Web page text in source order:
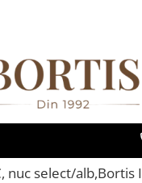
L
nuc select/alb,Bortis